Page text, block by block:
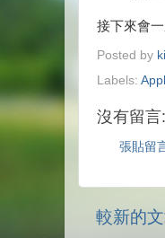
接下來會
Posted by
Labels:
沒有留言:
張貼留
較新的